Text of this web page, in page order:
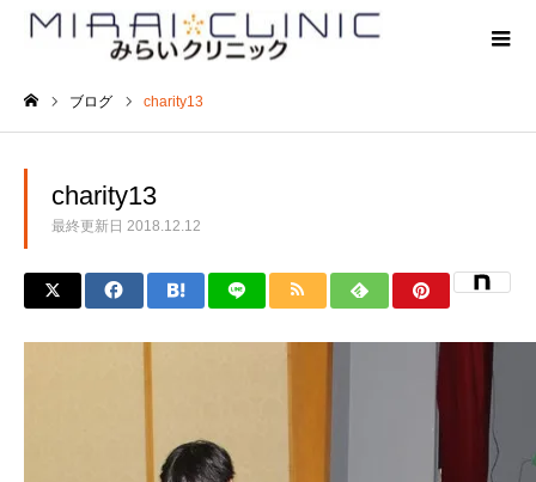
ブログ charity13
charity13
最終更新日 2018.12.12